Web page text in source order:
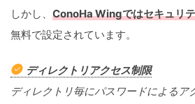
しかし、 ConoHa Wingではセキュリ
無料で設定されています。
ディレクトリアクセス制限
ディレクトリ毎にパスワードによるア